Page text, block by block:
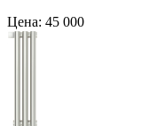
Цена: 45 000